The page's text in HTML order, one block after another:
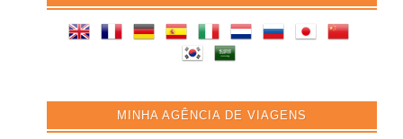
MINHA AGÊNCIA DE VIAGENS